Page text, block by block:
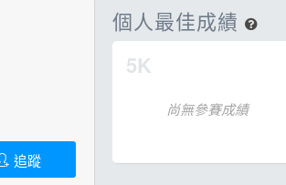
運動賽事
跑鞋專區
健康生活
活動旅遊
品牌動態
運動賽事
跑鞋專區
人物故事
路線
配速工具
筆記隨堂考
追蹤
個人最佳成績
5K
尚無參賽成績